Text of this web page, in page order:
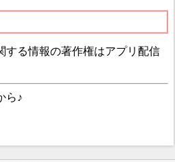
する情報の著作権はアプリ配信
ら♪